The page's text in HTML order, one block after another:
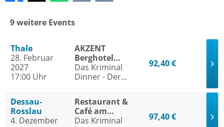
9 weitere Events
Thale
28. Februar
2027
17:00 Uhr
AKZENT
Berghotel
Rosstrappe Thale
Das Kriminal
Dinner - Der
92,40 €
Dessau-
Rosslau
4. Dezember
Restaurant &
Café am
Georgengarten
Das Kriminal
97,40 €